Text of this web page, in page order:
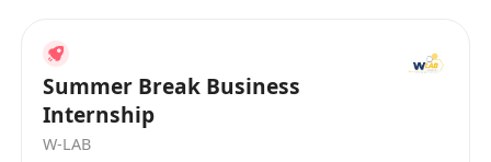
Summer Break Business
Internship
W-LAB